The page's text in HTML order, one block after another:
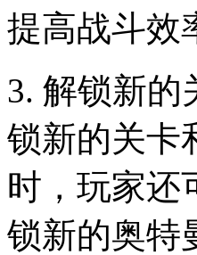
提高战斗效
3. 解锁新的
锁新的关卡
时，玩家还
锁新的奥特